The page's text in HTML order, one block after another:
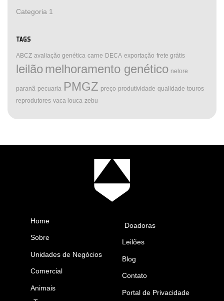
Categoria 1
TAGS
ABCZ avaliação genética carne DECA exportação frete grátis
leilãomelhoramento genético nelore
paranã pecuaria PMGZ preço produtividade qualidade touros
reprodutores vaca louca zebu
Home
Sobre
Unidades de Negócios
Comercial
Animais
Doadoras
Leilões
Blog
Contato
Portal de Privacidade